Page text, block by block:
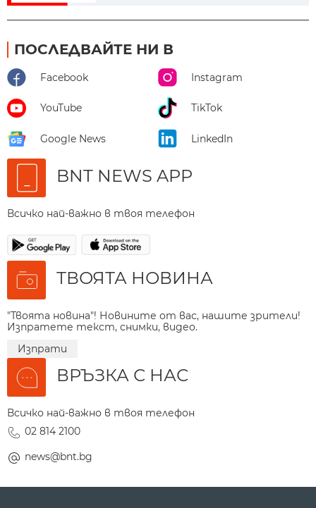
ПОСЛЕДВАЙТЕ НИ В
Facebook Instagram
YouTube TikTok
Google News LinkedIn
BNT NEWS APP
Всичко най-важно в твоя телефон
ТВОЯТА НОВИНА
"Твоята новина"! Новините от вас, нашите зрители!
Изпратете текст, снимки, видео.
Изпрати
ВРЪЗКА С НАС
Всичко най-важно в твоя телефон
02 814 2100
news@bnt.bg